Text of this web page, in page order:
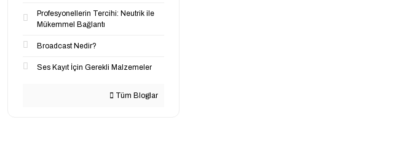
Profesyonellerin Tercihi: Neutrik ile
Mükemmel Bağlantı
Broadcast Nedir?
Ses Kayıt İçin Gerekli Malzemeler
Tüm Bloglar